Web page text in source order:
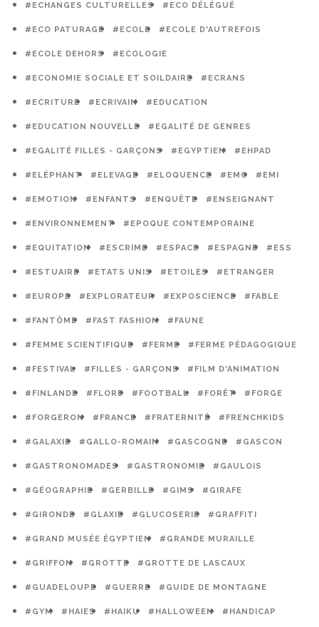
#ECHANGES CULTURELLES #ECO DÉLÉGUÉ
#ECO PATURAGE #ECOLE #ECOLE D'AUTREFOIS
#ECOLE DEHORS #ECOLOGIE
#ECONOMIE SOCIALE ET SOILDAIRE #ECRANS
#ECRITURE #ECRIVAIN #EDUCATION
#EDUCATION NOUVELLE #EGALITÉ DE GENRES
#EGALITÉ FILLES - GARÇONS #EGYPTIEN #EHPAD
#ELÉPHANT #ELEVAGE #ELOQUENCE #EMC #EMI
#EMOTION #ENFANTS #ENQUÊTE #ENSEIGNANT
#ENVIRONNEMENT #EPOQUE CONTEMPORAINE
#EQUITATION #ESCRIME #ESPACE #ESPAGNE #ESS
#ESTUAIRE #ETATS UNIS #ETOILES #ETRANGER
#EUROPE #EXPLORATEUR #EXPOSCIENCE #FABLE
#FANTÔME #FAST FASHION #FAUNE
#FEMME SCIENTIFIQUE #FERME #FERME PÉDAGOGIQUE
#FESTIVAL #FILLES - GARÇONS #FILM D'ANIMATION
#FINLANDE #FLORE #FOOTBALL #FORÊT #FORGE
#FORGERON #FRANCE #FRATERNITÉ #FRENCHKIDS
#GALAXIE #GALLO-ROMAIN #GASCOGNE #GASCON
#GASTRONOMADES #GASTRONOMIE #GAULOIS
#GÉOGRAPHIE #GERBILLE #GIMS #GIRAFE
#GIRONDE #GLAXIE #GLUCOSERIE #GRAFFITI
#GRAND MUSÉE ÉGYPTIEN #GRANDE MURAILLE
#GRIFFON #GROTTE #GROTTE DE LASCAUX
#GUADELOUPE #GUERRE #GUIDE DE MONTAGNE
#GYM #HAIES #HAIKU #HALLOWEEN #HANDICAP